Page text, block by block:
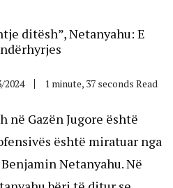
ditësh”, Netanyahu: E
2024 1 minute, 37 seconds Read
Gazën Jugore është
është miratuar nga
Netanyahu. Në